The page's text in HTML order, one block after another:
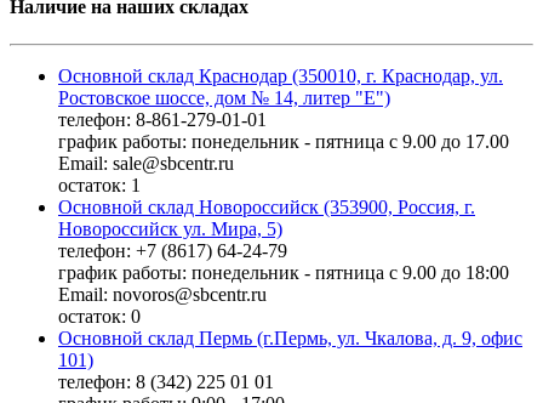
Наличие на наших складах
Основной склад Краснодар (350010, г. Краснодар, ул.
Ростовское шоссе, дом № 14, литер "Е")
телефон: 8-861-279-01-01
график работы: понедельник - пятница с 9.00 до 17.00
Email: sale@sbcentr.ru
остаток: 1
Основной склад Новороссийск (353900, Россия, г.
Новороссийск ул. Мира, 5)
телефон: +7 (8617) 64-24-79
график работы: понедельник - пятница с 9.00 до 18:00
Email: novoros@sbcentr.ru
остаток: 0
Основной склад Пермь (г.Пермь, ул. Чкалова, д. 9, офис
101)
телефон: 8 (342) 225 01 01